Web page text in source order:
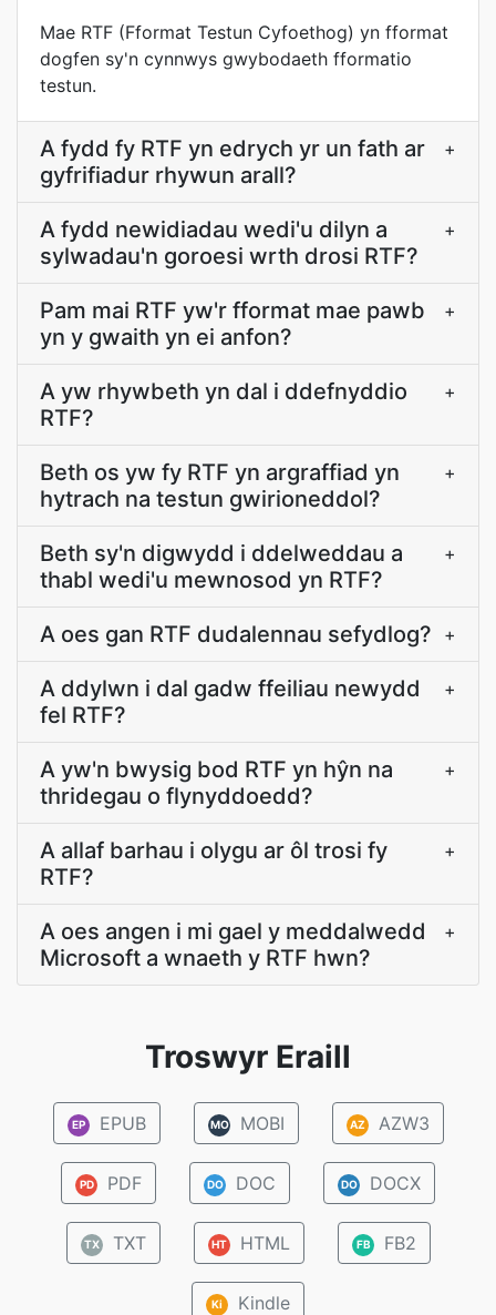
Mae RTF (Fformat Testun Cyfoethog) yn fformat
dogfen sy'n cynnwys gwybodaeth fformatio
testun.
A fydd fy RTF yn edrych yr un fath ar
gyfrifiadur rhywun arall?
+
A fydd newidiadau wedi'u dilyn a
sylwadau'n goroesi wrth drosi RTF?
+
Pam mai RTF yw'r fformat mae pawb
yn y gwaith yn ei anfon?
+
A yw rhywbeth yn dal i ddefnyddio
RTF?
+
Beth os yw fy RTF yn argraffiad yn
hytrach na testun gwirioneddol?
+
Beth sy'n digwydd i ddelweddau a
thabl wedi'u mewnosod yn RTF?
+
A oes gan RTF dudalennau sefydlog? +
A ddylwn i dal gadw ffeiliau newydd
fel RTF?
+
A yw'n bwysig bod RTF yn hŷn na
thridegau o flynyddoedd?
+
A allaf barhau i olygu ar ôl trosi fy
RTF?
+
A oes angen i mi gael y meddalwedd
Microsoft a wnaeth y RTF hwn?
+
Troswyr Eraill
EP EPUB MO MOBI AZ AZW3
PD PDF DO DOC DO DOCX
TX TXT HT HTML FB FB2
Ki Kindle